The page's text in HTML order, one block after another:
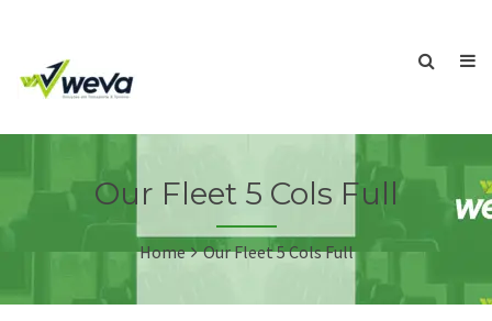
Our Fleet 5 Cols Full
Home Our Fleet 5 Cols Full